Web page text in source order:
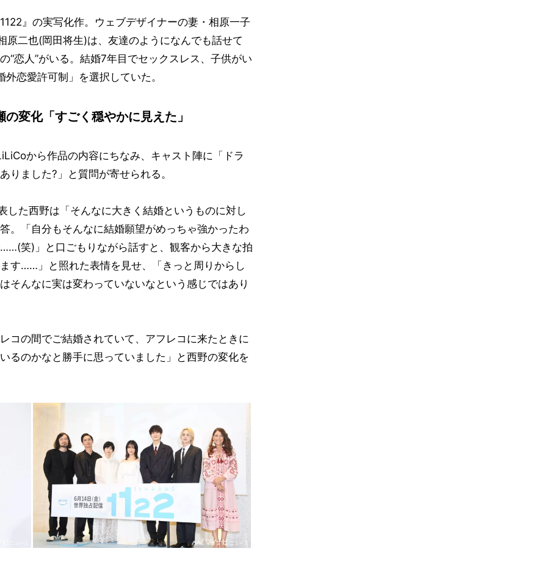
』の実写化作。ウェブデザイナーの妻・相原一子
原二也(岡田将生)は、友達のようになんでも話せて
“恋人”がいる。結婚7年目でセックスレス、子供がい
恋愛許可制」を選択していた。
変化「すごく穏やかに見えた」
から作品の内容にちなみ、キャスト陣に「ドラ
りました?」と質問が寄せられる。
した西野は「そんなに大きく結婚というものに対し
。「自分もそんなに結婚願望がめっちゃ強かったわ
笑)」と口ごもりながら話すと、観客から大きな拍
す……」と照れた表情を見せ、「きっと周りからし
そんなに実は変わっていないなという感じではあり
コの間でご結婚されていて、アフレコに来たときに
るのかなと勝手に思っていました」と西野の変化を